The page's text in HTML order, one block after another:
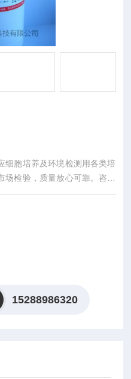
细胞培养及环境检测用各类培
检验，质量放心可靠。咨询
15288986320